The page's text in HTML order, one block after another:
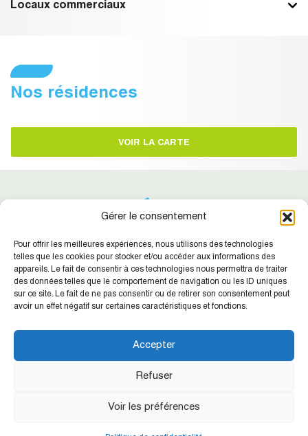
Gérer le consentement
Pour offrir les meilleures expériences, nous utilisons des technologies
telles que les cookies pour stocker et/ou accéder aux informations des
appareils. Le fait de consentir à ces technologies nous permettra de traiter
des données telles que le comportement de navigation ou les ID uniques
sur ce site. Le fait de ne pas consentir ou de retirer son consentement peut
avoir un effet négatif sur certaines caractéristiques et fonctions.
Accepter
Refuser
Voir les préférences
Locaux commerciaux
Nos résidences
VOIR LA CARTE
Suivez-nous ! Retrouvez nos dernières actualités
SIC NC Agence de la Place
CONTACT
Nouméa cedex